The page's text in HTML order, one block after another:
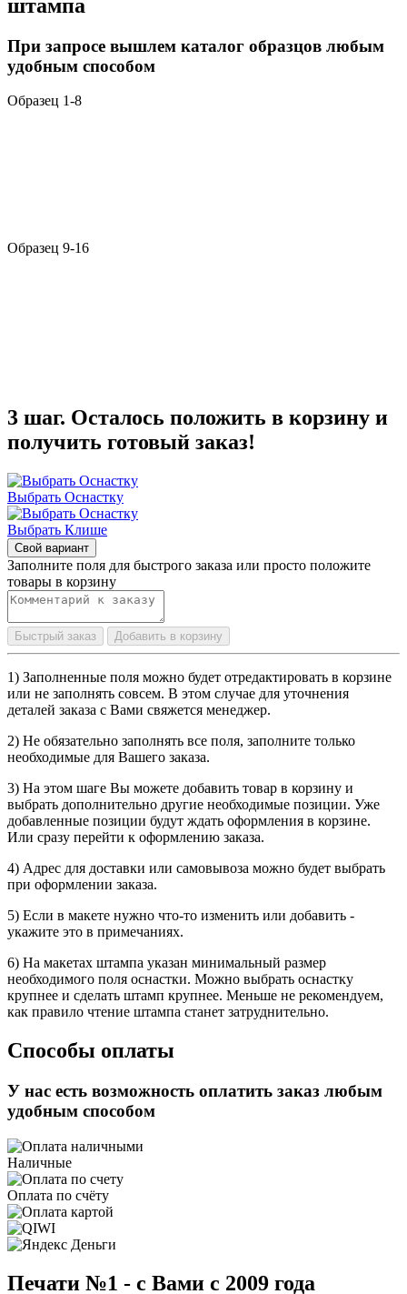
штампа
При запросе вышлем каталог образцов любым
удобным способом
Образец 1-8
Образец 9-16
3 шаг. Осталось положить в корзину и
получить готовый заказ!
Выбрать Оснастку
Выбрать Клише
Свой вариант
Заполните поля для быстрого заказа или просто положите
товары в корзину
Быстрый заказ Добавить в корзину
1) Заполненные поля можно будет отредактировать в корзине
или не заполнять совсем. В этом случае для уточнения
деталей заказа с Вами свяжется менеджер.
2) Не обязательно заполнять все поля, заполните только
необходимые для Вашего заказа.
3) На этом шаге Вы можете добавить товар в корзину и
выбрать дополнительно другие необходимые позиции. Уже
добавленные позиции будут ждать оформления в корзине.
Или сразу перейти к оформлению заказа.
4) Адрес для доставки или самовывоза можно будет выбрать
при оформлении заказа.
5) Если в макете нужно что-то изменить или добавить -
укажите это в примечаниях.
6) На макетах штампа указан минимальный размер
необходимого поля оснастки. Можно выбрать оснастку
крупнее и сделать штамп крупнее. Меньше не рекомендуем,
как правило чтение штампа станет затруднительно.
Способы оплаты
У нас есть возможность оплатить заказ любым
удобным способом
Наличные
Оплата по счёту
Печати №1 - с Вами с 2009 года